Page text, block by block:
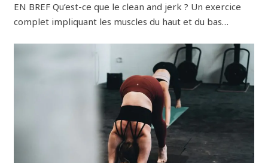
EN BREF Qu’est-ce que le clean and jerk ? Un exercice
complet impliquant les muscles du haut et du bas…